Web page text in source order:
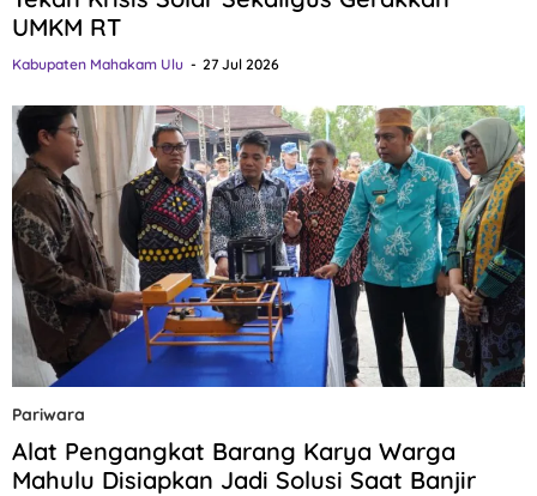
UMKM RT
Kabupaten Mahakam Ulu 27 Jul 2026
Pariwara
Alat Pengangkat Barang Karya Warga
Mahulu Disiapkan Jadi Solusi Saat Banjir